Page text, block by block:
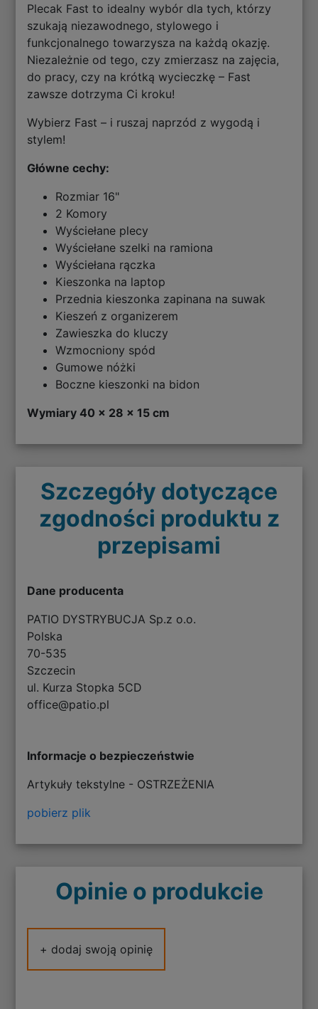
Plecak Fast to idealny wybór dla tych, którzy
szukają niezawodnego, stylowego i
funkcjonalnego towarzysza na każdą okazję.
Niezależnie od tego, czy zmierzasz na zajęcia,
do pracy, czy na krótką wycieczkę – Fast
zawsze dotrzyma Ci kroku!
Wybierz Fast – i ruszaj naprzód z wygodą i
stylem!
Główne cechy:
Rozmiar 16"
2 Komory
Wyściełane plecy
Wyściełane szelki na ramiona
Wyściełana rączka
Kieszonka na laptop
Przednia kieszonka zapinana na suwak
Kieszeń z organizerem
Zawieszka do kluczy
Wzmocniony spód
Gumowe nóżki
Boczne kieszonki na bidon
Wymiary 40 x 28 x 15 cm
Szczegóły dotyczące
zgodności produktu z
przepisami
Dane producenta
PATIO DYSTRYBUCJA Sp.z o.o.
Polska
70-535
Szczecin
ul. Kurza Stopka 5CD
office@patio.pl
Informacje o bezpieczeństwie
Artykuły tekstylne - OSTRZEŻENIA
pobierz plik
Opinie o produkcie
+ dodaj swoją opinię